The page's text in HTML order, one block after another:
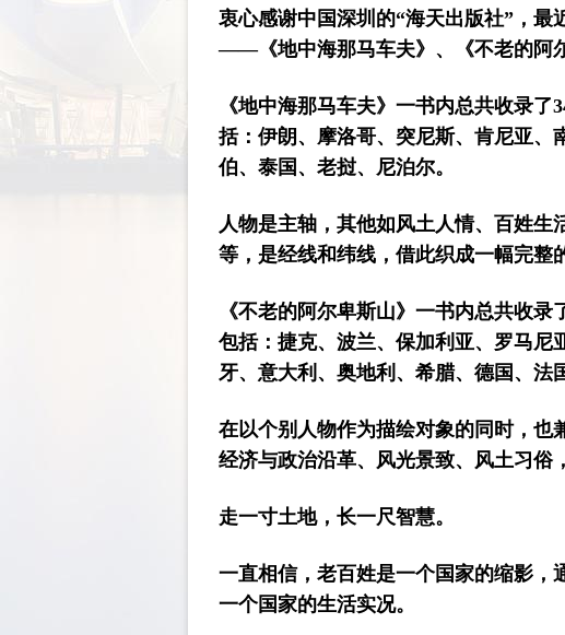
衷心感谢中国深圳的“海天出版社”，最
——《地中海那马车夫》、《不老的阿
《地中海那马车夫》一书内总共收录
括：伊朗、摩洛哥、突尼斯、肯尼亚、
伯、泰国、老挝、尼泊尔。
人物是主轴，其他如风土人情、百姓
等，是经线和纬线，借此织成一幅完整
《不老的阿尔卑斯山》一书内总共收
包括：捷克、波兰、保加利亚、罗马尼
牙、意大利、奥地利、希腊、德国、法
在以个别人物作为描绘对象的同时，也
经济与政治沿革、风光景致、风土习俗
走一寸土地，长一尺智慧。
一直相信，老百姓是一个国家的缩影，
一个国家的生活实况。